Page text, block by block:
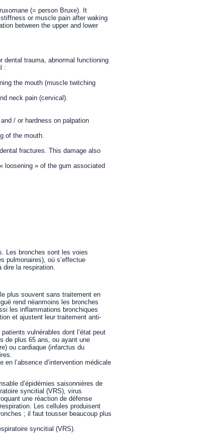
(= person Bruxe). It
or muscle pain after waking
between the upper and lower
trauma, abnormal functioning
:
the mouth (muscle twitching
neck pain (cervical).
/ or hardness on palpation
of the mouth.
fractures. This damage also
loosening » of the gum associated
Les bronches sont les voies
pulmonaires), où s’effectue
dire la respiration.
plus souvent sans traitement en
rend néanmoins les bronches
les inflammations bronchiques
et ajustent leur traitement anti-
vulnérables dont l’état peut
de plus 65 ans, ou ayant une
ou cardiaque (infarctus du
en l’absence d’intervention médicale
d’épidémies saisonnières de
syncitial (VRS), virus
une réaction de défense
Les cellules produisent
; il faut tousser beaucoup plus
syncitial (VRS).